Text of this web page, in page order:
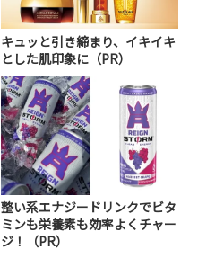
キュッと引き締まり、イキイキ
とした肌印象に（PR）
整い系エナジードリンクでビタ
ミンも栄養素も効率よくチャー
ジ！（PR）